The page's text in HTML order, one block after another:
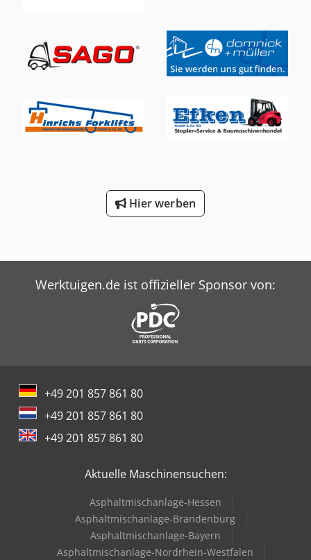
Hier werben
Werktuigen.de ist offizieller Sponsor von:
+49 201 857 861 80
+49 201 857 861 80
+49 201 857 861 80
Aktuelle Maschinensuchen:
Asphaltmischanlage-Hessen
Asphaltmischanlage-Brandenburg
Asphaltmischanlage-Bayern
Asphaltmischanlage-Nordrhein-Westfalen